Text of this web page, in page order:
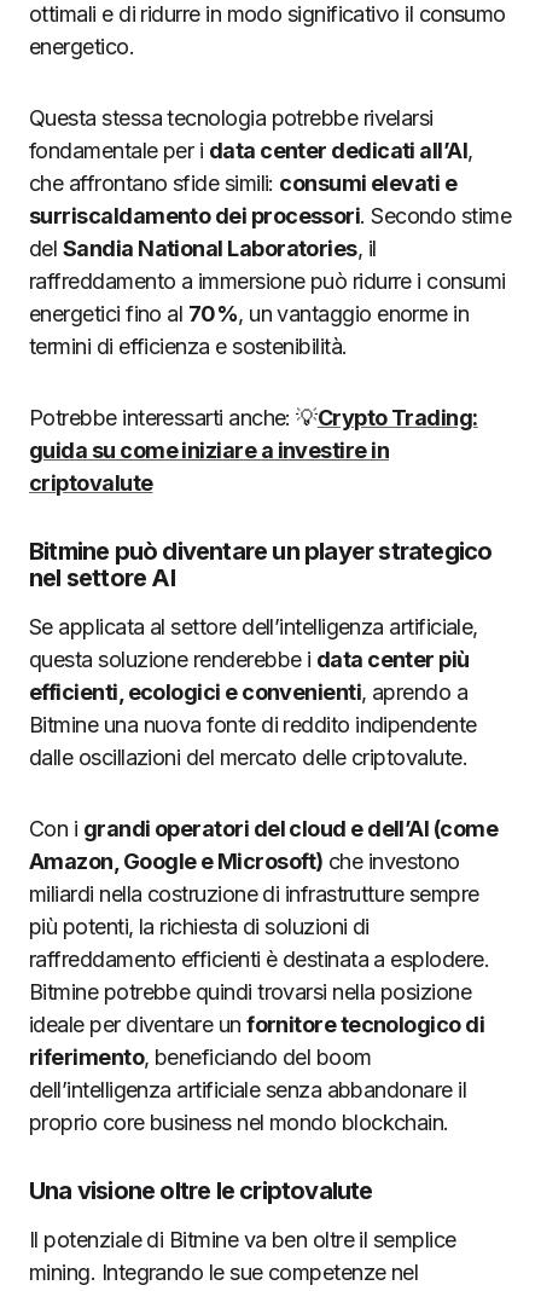
ottimali e di ridurre in modo significativo il consumo
energetico.
Questa stessa tecnologia potrebbe rivelarsi
fondamentale per i data center dedicati all’AI,
che affrontano sfide simili: consumi elevati e
surriscaldamento dei processori. Secondo stime
del Sandia National Laboratories, il
raffreddamento a immersione può ridurre i consumi
energetici fino al 70%, un vantaggio enorme in
termini di efficienza e sostenibilità.
Potrebbe interessarti anche: 💡Crypto Trading:
guida su come iniziare a investire in
criptovalute
Bitmine può diventare un player strategico
nel settore AI
Se applicata al settore dell’intelligenza artificiale,
questa soluzione renderebbe i data center più
efficienti, ecologici e convenienti, aprendo a
Bitmine una nuova fonte di reddito indipendente
dalle oscillazioni del mercato delle criptovalute.
Con i grandi operatori del cloud e dell’AI (come
Amazon, Google e Microsoft) che investono
miliardi nella costruzione di infrastrutture sempre
più potenti, la richiesta di soluzioni di
raffreddamento efficienti è destinata a esplodere.
Bitmine potrebbe quindi trovarsi nella posizione
ideale per diventare unfornitore tecnologico di
riferimento, beneficiando del boom
dell’intelligenza artificiale senza abbandonare il
proprio core business nel mondo blockchain.
Una visione oltre le criptovalute
Il potenziale di Bitmine va ben oltre il semplice
mining. Integrando le sue competenze nel